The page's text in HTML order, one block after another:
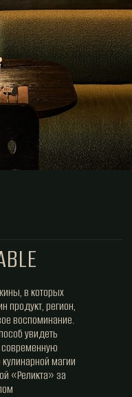
в которых
продукт, регион,
воспоминание.
увидеть
магии
«Реликта» за